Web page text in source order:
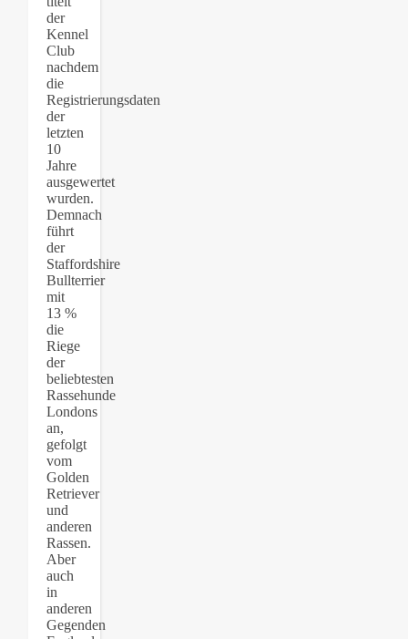
der
Kennel
Club
nachdem
die
Registrierungsdaten
der
letzten
10
Jahre
ausgewertet
wurden.
Demnach
führt
der
Staffordshire
Bullterrier
mit
13 %
die
Riege
der
beliebtesten
Rassehunde
Londons
an,
gefolgt
vom
Golden
Retriever
und
anderen
Rassen.
Aber
auch
in
anderen
Gegenden